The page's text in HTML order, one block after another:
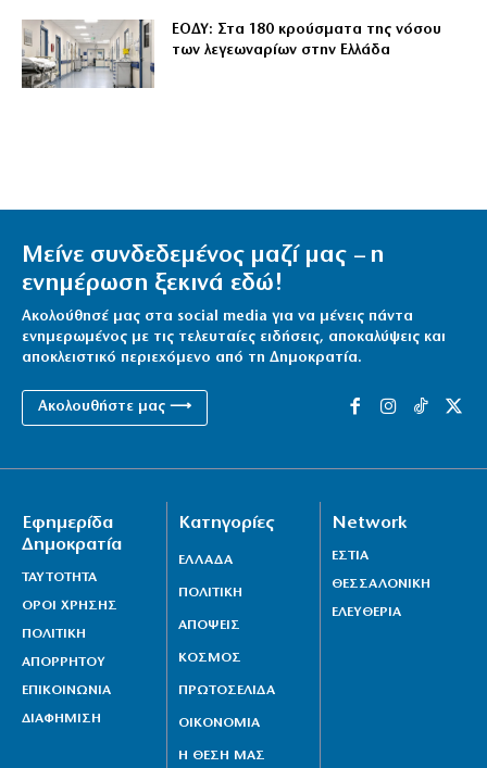
ΕΟΔΥ: Στα 180 κρούσματα της νόσου
των λεγεωναρίων στην Ελλάδα
Μείνε συνδεδεμένος μαζί μας – η
ενημέρωση ξεκινά εδώ!
Ακολούθησέ μας στα social media για να μένεις πάντα
ενημερωμένος με τις τελευταίες ειδήσεις, αποκαλύψεις και
αποκλειστικό περιεχόμενο από τη Δημοκρατία.
Ακολουθήστε μας ⟶
Εφημερίδα
Δημοκρατία
ΤΑΥΤΟΤΗΤΑ
ΟΡΟΙ ΧΡΗΣΗΣ
ΠΟΛΙΤΙΚΗ
ΑΠΟΡΡΗΤΟΥ
ΕΠΙΚΟΙΝΩΝΙΑ
ΔΙΑΦΗΜΙΣΗ
Κατηγορίες
ΕΛΛΑΔΑ
ΠΟΛΙΤΙΚΗ
ΑΠΟΨΕΙΣ
ΚΟΣΜΟΣ
ΠΡΩΤΟΣΕΛΙΔΑ
ΟΙΚΟΝΟΜΙΑ
Η ΘΕΣΗ ΜΑΣ
Network
ΕΣΤΙΑ
ΘΕΣΣΑΛΟΝΙΚΗ
ΕΛΕΥΘΕΡΙΑ